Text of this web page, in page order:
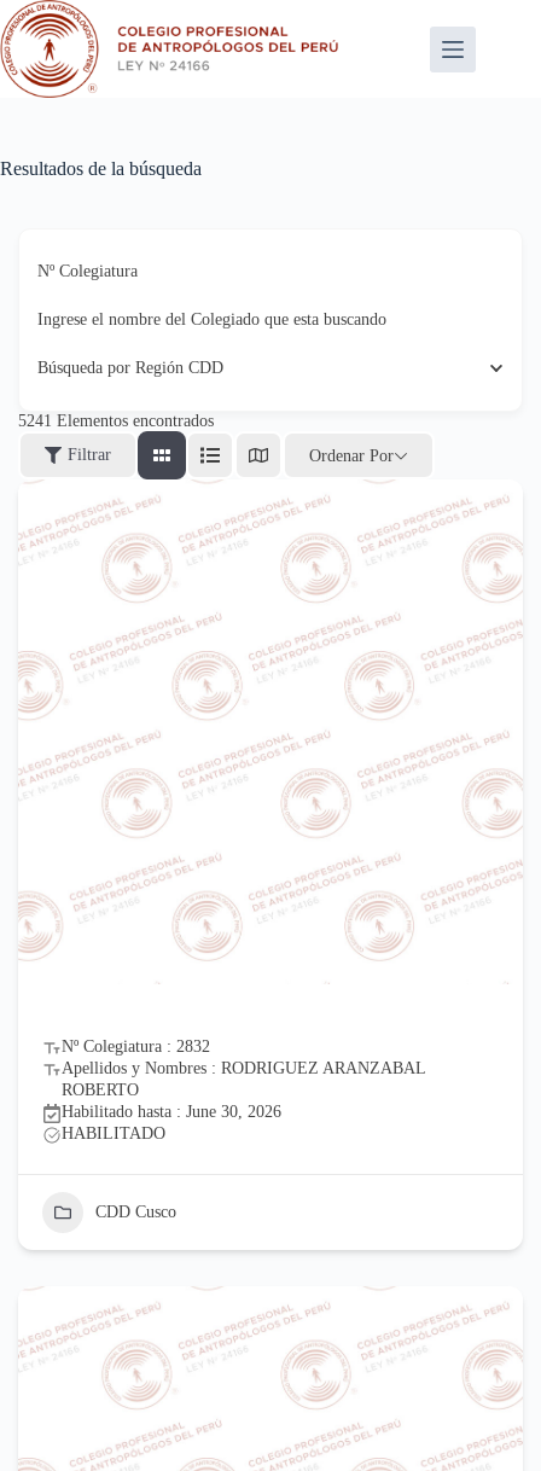
Saltar
al
contenido
Resultados de la búsqueda
Nº Colegiatura
Ingrese el nombre del Colegiado que esta buscando
Búsqueda por Región CDD
5241 Elementos encontrados
Filtrar
Ordenar Por
Nº Colegiatura : 2832
Apellidos y Nombres : RODRIGUEZ ARANZABAL
ROBERTO
Habilitado hasta : June 30, 2026
HABILITADO
CDD Cusco